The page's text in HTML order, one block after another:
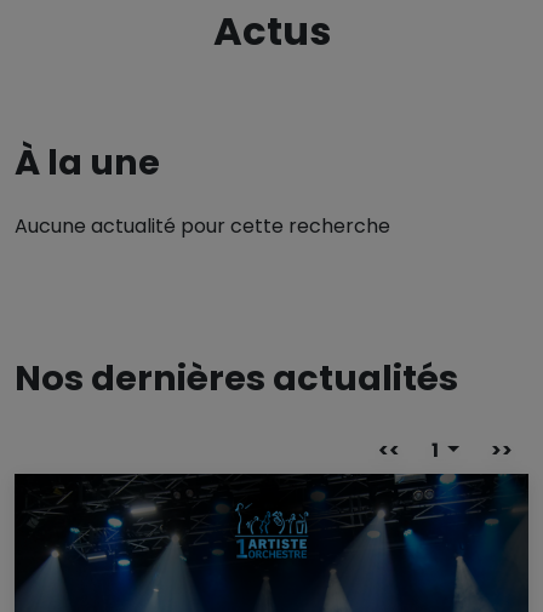
Actus
À la une
Aucune actualité pour cette recherche
Nos dernières actualités
<< 1 >>